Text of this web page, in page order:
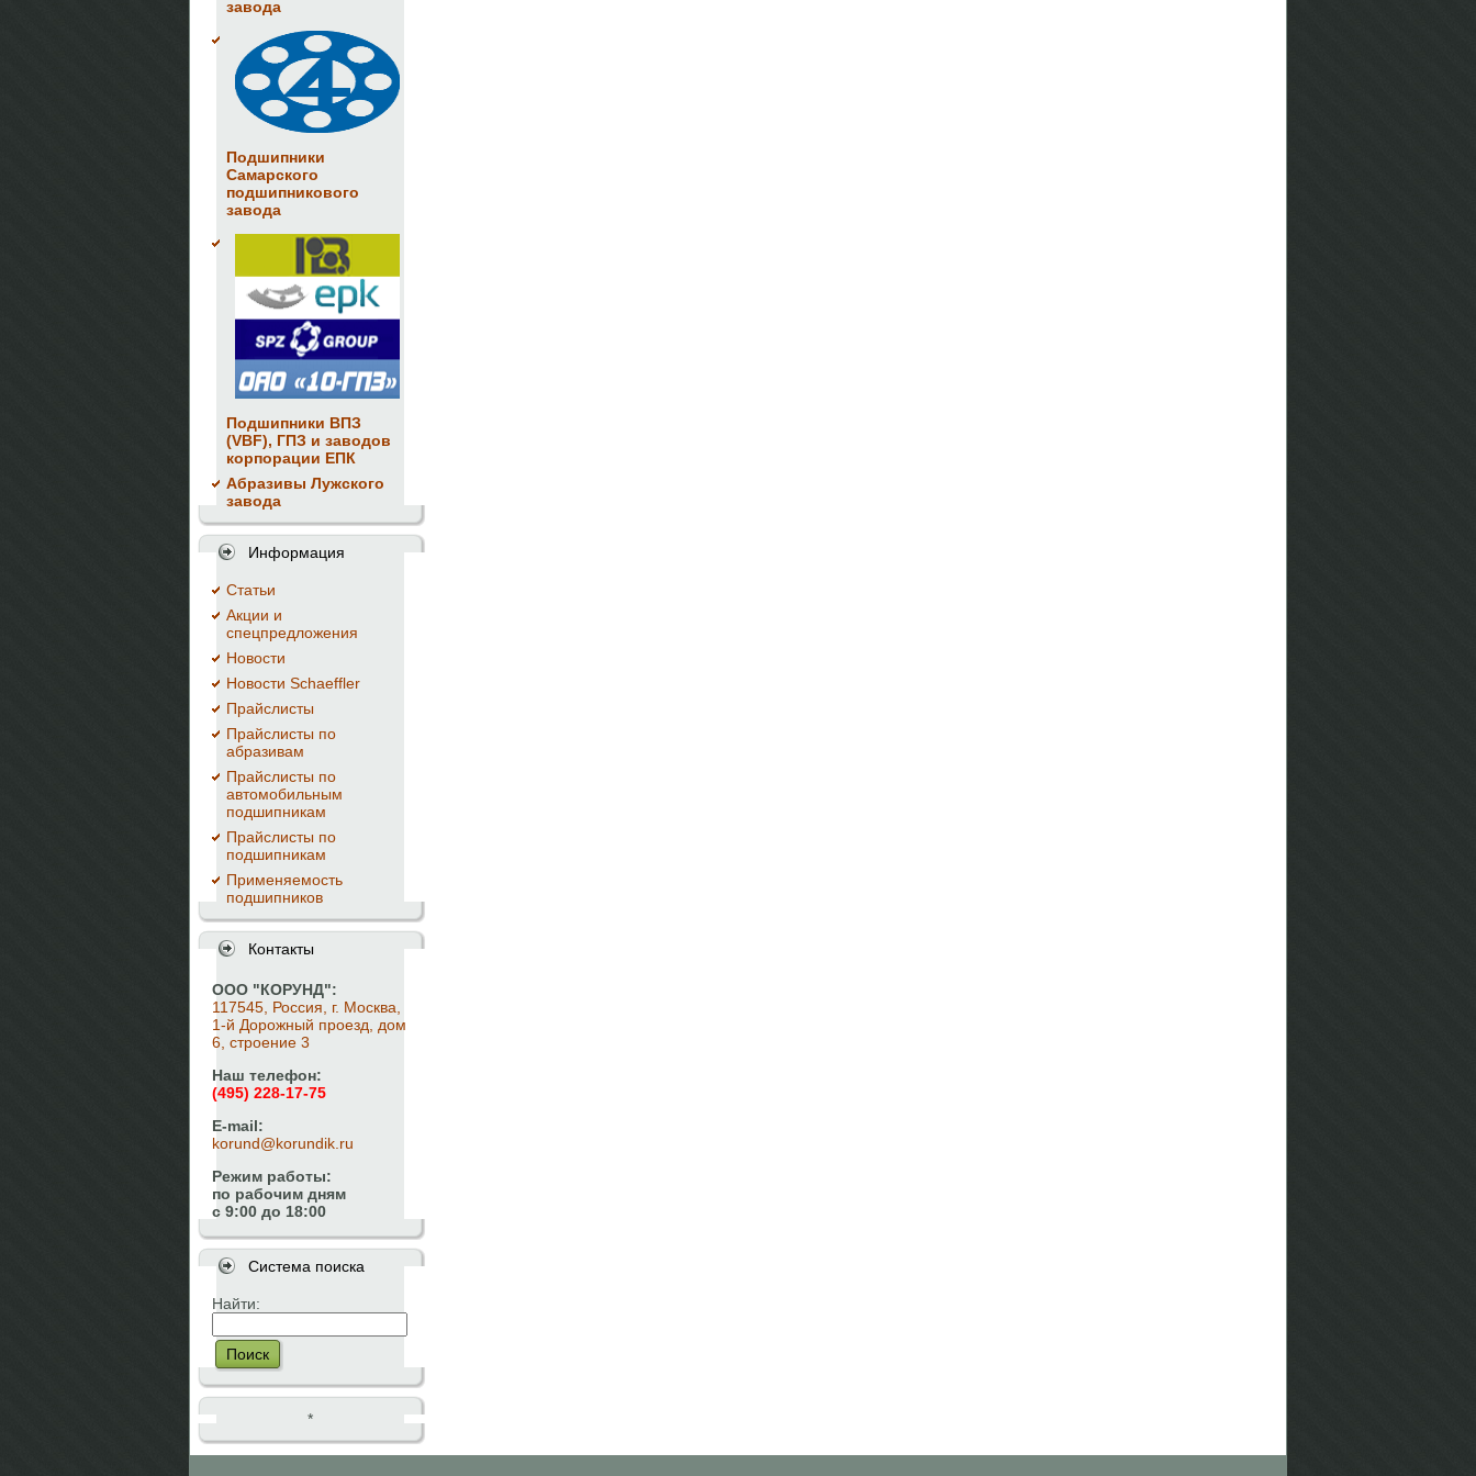
завода
Подшипники
Самарского
подшипникового
завода
Подшипники ВПЗ
(VBF), ГПЗ и заводов
корпорации ЕПК
Абразивы Лужского
завода
Информация
Cтатьи
Акции и
спецпредложения
Новости
Новости Schaeffler
Прайслисты
Прайслисты по
абразивам
Прайслисты по
автомобильным
подшипникам
Прайслисты по
подшипникам
Применяемость
подшипников
Контакты
ООО "КОРУНД":
117545, Россия, г. Москва,
1-й Дорожный проезд, дом
6, строение 3
Наш телефон:
(495) 228-17-75
E-mail:
korund@korundik.ru
Режим работы:
по рабочим дням
с 9:00 до 18:00
Система поиска
Найти:
Поиск
*